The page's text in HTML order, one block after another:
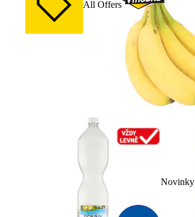
All Offers
Novinky